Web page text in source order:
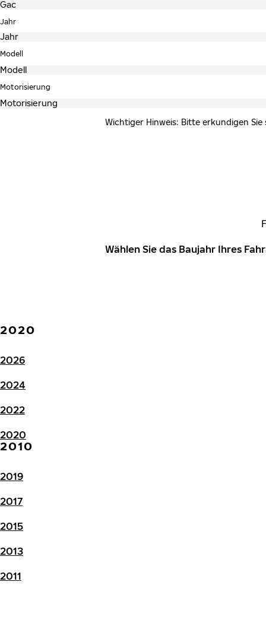
Jahr
Modell
Motorisierung
Wichtiger Hinweis: Bitte erkundigen
Wählen Sie das Baujahr Ihres
2020
2026
2024
2022
2020
2010
2019
2017
2015
2013
2011